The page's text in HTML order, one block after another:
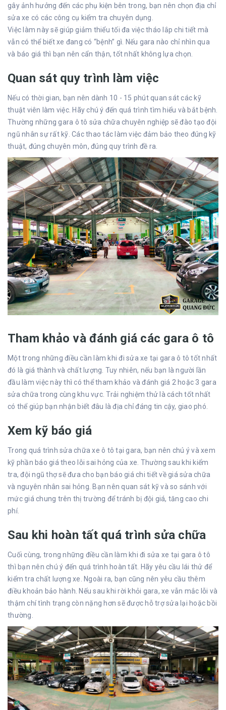
gây ảnh hưởng đến các phụ kiện bên trong, bạn nên chọn địa chỉ
sửa xe có các công cụ kiểm tra chuyên dụng.
Việc làm này sẽ giúp giảm thiểu tối đa việc tháo lắp chi tiết mà
vẫn có thể biết xe đang có “bệnh” gì. Nếu gara nào chỉ nhìn qua
và báo giá thì bạn nên cẩn thận, tốt nhất không lựa chọn.
Quan sát quy trình làm việc
Nếu có thời gian, bạn nên dành 10 - 15 phút quan sát các kỹ
thuật viên làm việc. Hãy chú ý đến quá trình tìm hiểu và bắt bệnh.
Thường những gara ô tô sửa chữa chuyên nghiệp sẽ đào tạo đội
ngũ nhân sự rất kỹ. Các thao tác làm việc đảm bảo theo đúng kỹ
thuật, đúng chuyên môn, đúng quy trình đề ra.
Tham khảo và đánh giá các gara ô tô
Một trong những điều cần làm khi đi sửa xe tại gara ô tô tốt nhất
đó là giá thành và chất lượng. Tuy nhiên, nếu bạn là người lần
đầu làm việc này thì có thể tham khảo và đánh giá 2 hoặc 3 gara
sửa chữa trong cùng khu vực. Trải nghiệm thử là cách tốt nhất
có thể giúp bạn nhận biết đâu là địa chỉ đáng tin cậy, giao phó.
Xem kỹ báo giá
Trong quá trình sửa chữa xe ô tô tại gara, bạn nên chú ý và xem
kỹ phần báo giá theo lỗi sai hỏng của xe. Thường sau khi kiểm
tra, đội ngũ thợ sẽ đưa cho bạn báo giá chi tiết về giá sửa chữa
và nguyên nhân sai hỏng. Bạn nên quan sát kỹ và so sánh với
mức giá chung trên thị trường để tránh bị đội giá, tăng cao chi
phí.
Sau khi hoàn tất quá trình sửa chữa
Cuối cùng, trong những điều cần làm khi đi sửa xe tại gara ô tô
thì bạn nên chú ý đến quá trình hoàn tất. Hãy yêu cầu lái thử để
kiểm tra chất lượng xe. Ngoài ra, bạn cũng nên yêu cầu thêm
điều khoản bảo hành. Nếu sau khi rời khỏi gara, xe vẫn mắc lỗi và
thậm chí tình trạng còn nặng hơn sẽ được hỗ trợ sửa lại hoặc bồi
thường.